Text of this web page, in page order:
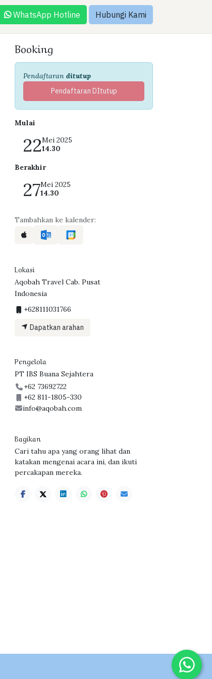
WhatsApp Hotline Hubungi Kami
Booking
Pendaftaran ditutup
Pendaftaran DItutup
Mulai
22Mei 2025
14.30
Berakhir
27Mei 2025
14.30
Tambahkan ke kalender:
Lokasi
Aqobah Travel Cab. Pusat
Indonesia
+628111031766
Dapatkan arahan
Pengelola
PT IBS Buana Sejahtera
+62 73692722
+62 811-1805-330
info@aqobah.com
Bagikan
Cari tahu apa yang orang lihat dan
katakan mengenai acara ini, dan ikuti
percakapan mereka.